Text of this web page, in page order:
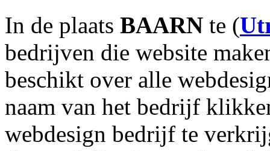
In de plaats BAARN te (
bedrijven die website
beschikt over alle
naam van het bedrijf
webdesign bedrijf te